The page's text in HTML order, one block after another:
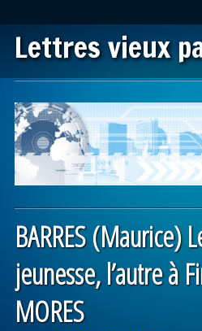
Lettres vieux
Main menu
BARRES (Maurice)
jeunesse, l’autre à
MORES